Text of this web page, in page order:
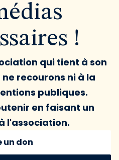
!
qui tient à son
recourons ni à la
publiques.
en faisant un
l'association.
un don